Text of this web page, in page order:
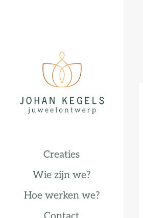
Creaties
Wie zijn we?
Hoe werken we?